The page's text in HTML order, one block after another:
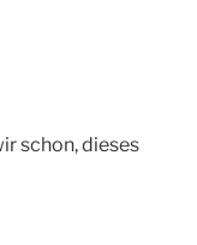
schon, dieses